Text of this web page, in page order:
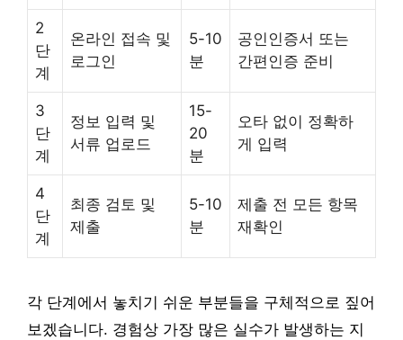
2
단
계
온라인 접속 및
로그인
5-10
분
공인인증서 또는
간편인증 준비
3
단
계
정보 입력 및
서류 업로드
15-
20
분
오타 없이 정확하
게 입력
4
단
계
최종 검토 및
제출
5-10
분
제출 전 모든 항목
재확인
각 단계에서 놓치기 쉬운 부분들을 구체적으로 짚어
보겠습니다. 경험상 가장 많은 실수가 발생하는 지